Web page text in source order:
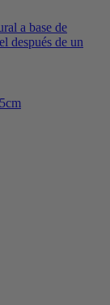
a base de
después de un